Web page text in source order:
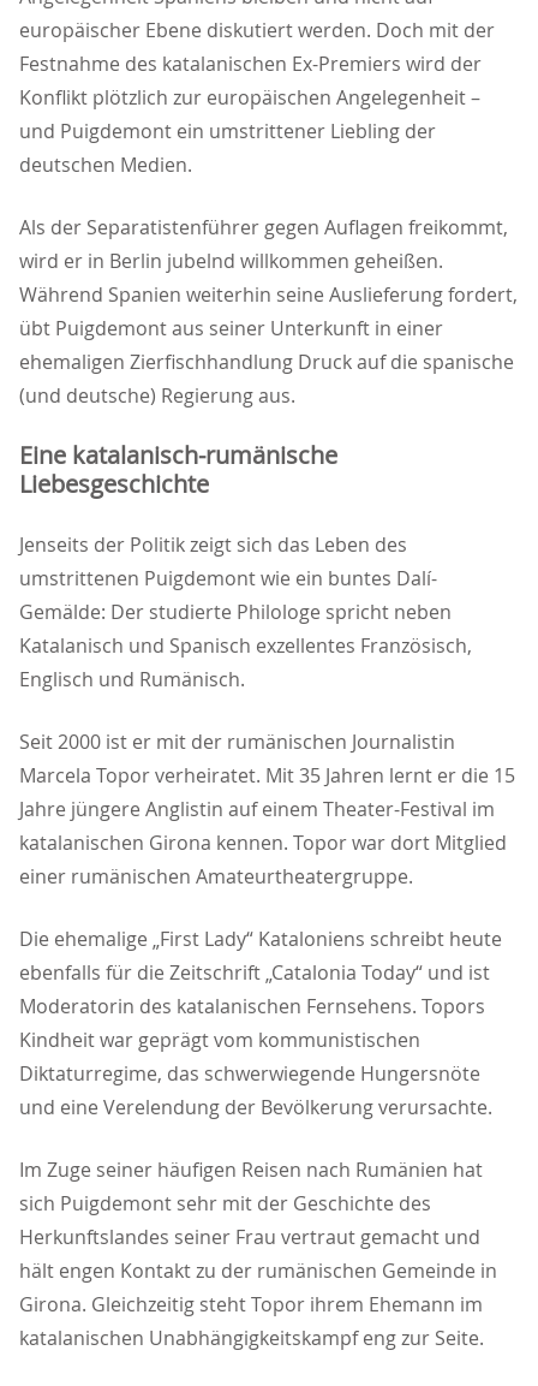
europäischer Ebene diskutiert werden. Doch mit der
Festnahme des katalanischen Ex-Premiers wird der
Konflikt plötzlich zur europäischen Angelegenheit –
und Puigdemont ein umstrittener Liebling der
deutschen Medien.
Als der Separatistenführer gegen Auflagen freikommt,
wird er in Berlin jubelnd willkommen geheißen.
Während Spanien weiterhin seine Auslieferung fordert,
übt Puigdemont aus seiner Unterkunft in einer
ehemaligen Zierfischhandlung Druck auf die spanische
(und deutsche) Regierung aus.
Eine katalanisch-rumänische
Liebesgeschichte
Jenseits der Politik zeigt sich das Leben des
umstrittenen Puigdemont wie ein buntes Dalí-
Gemälde: Der studierte Philologe spricht neben
Katalanisch und Spanisch exzellentes Französisch,
Englisch und Rumänisch.
Seit 2000 ist er mit der rumänischen Journalistin
Marcela Topor verheiratet. Mit 35 Jahren lernt er die 15
Jahre jüngere Anglistin auf einem Theater-Festival im
katalanischen Girona kennen. Topor war dort Mitglied
einer rumänischen Amateurtheatergruppe.
Die ehemalige „First Lady“ Kataloniens schreibt heute
ebenfalls für die Zeitschrift „Catalonia Today“ und ist
Moderatorin des katalanischen Fernsehens. Topors
Kindheit war geprägt vom kommunistischen
Diktaturregime, das schwerwiegende Hungersnöte
und eine Verelendung der Bevölkerung verursachte.
Im Zuge seiner häufigen Reisen nach Rumänien hat
sich Puigdemont sehr mit der Geschichte des
Herkunftslandes seiner Frau vertraut gemacht und
hält engen Kontakt zu der rumänischen Gemeinde in
Girona. Gleichzeitig steht Topor ihrem Ehemann im
katalanischen Unabhängigkeitskampf eng zur Seite.